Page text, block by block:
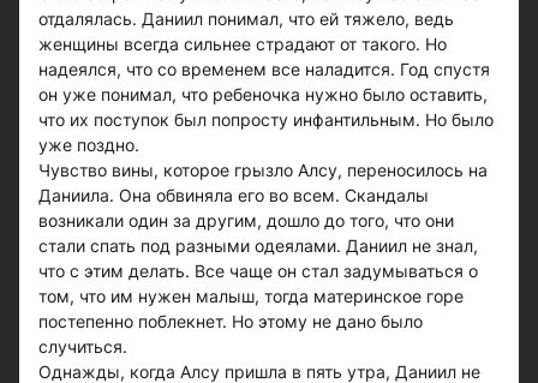
отдалялась. Даниил понимал, что ей тяжело, ведь
женщины всегда сильнее страдают от такого. Но
надеялся, что со временем все наладится. Год спустя
он уже понимал, что ребеночка нужно было оставить,
что их поступок был попросту инфантильным. Но было
уже поздно.
Чувство вины, которое грызло Алсу, переносилось на
Даниила. Она обвиняла его во всем. Скандалы
возникали один за другим, дошло до того, что они
стали спать под разными одеялами. Даниил не знал,
что с этим делать. Все чаще он стал задумываться о
том, что им нужен малыш, тогда материнское горе
постепенно поблекнет. Но этому не дано было
случиться.
Однажды, когда Алсу пришла в пять утра, Даниил не